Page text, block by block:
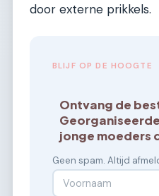
door externe prikkels.
BLIJF OP DE HOOGTE
Ontvang de
jonge moeders
Geen spam. Altijd